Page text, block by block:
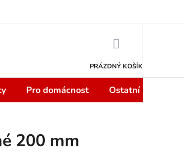
dní
PRÁZDNÝ KOŠÍK
Pro domácnost Ostatní
200 mm